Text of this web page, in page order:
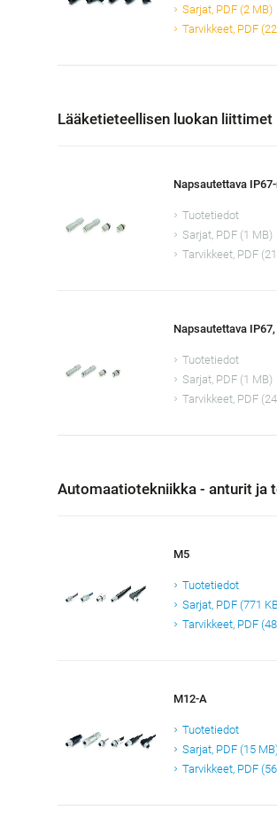
Sarjat, PDF (2 MB)
Tarvikkeet, PDF
Lääketieteellisen luokan liittimet
Napsautettava
Tuotetiedot
Sarjat, PDF (1 MB)
Tarvikkeet, PDF
Napsautettava
Tuotetiedot
Sarjat, PDF (1 MB)
Tarvikkeet, PDF
Automaatiotekniikka - anturit ja
M5
Tuotetiedot
Sarjat, PDF (771
Tarvikkeet, PDF
M12-A
Tuotetiedot
Sarjat, PDF (15
Tarvikkeet, PDF